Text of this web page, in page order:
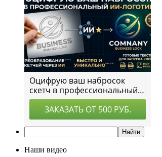
Наши видео